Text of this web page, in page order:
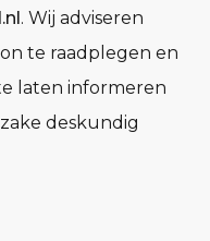
. Wij adviseren
te raadplegen en
laten informeren
deskundig